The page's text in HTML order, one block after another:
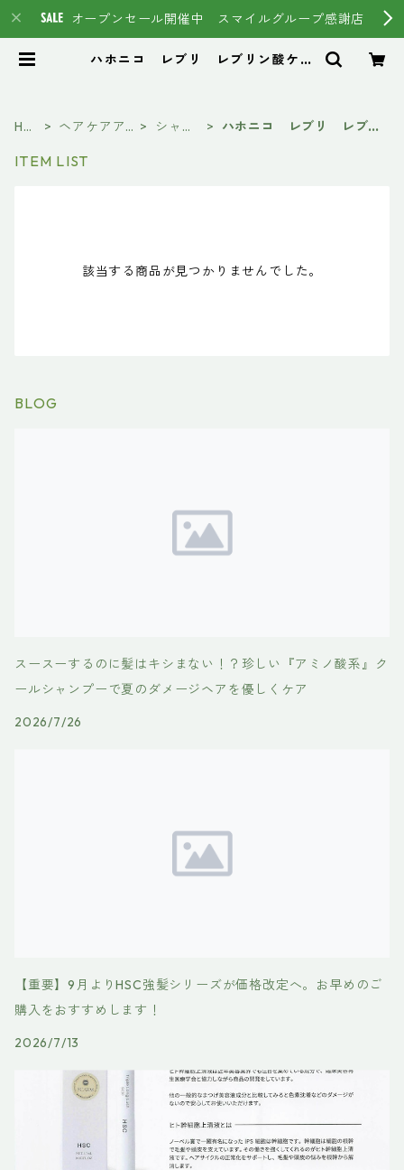
オープンセール開催中 スマイルグループ感謝店
ハホニコ レブリ レブリン酸ケア
HO
ヘアケアア
シャン
ハホニコ レブリ レブリ
ITEM LIST
該当する商品が見つかりませんでした。
BLOG
スースーするのに髪はキシまない！？珍しい『アミノ酸系』ク
ールシャンプーで夏のダメージヘアを優しくケア
2026/7/26
【重要】9月よりHSC強髪シリーズが価格改定へ。お早めのご
購入をおすすめします！
2026/7/13